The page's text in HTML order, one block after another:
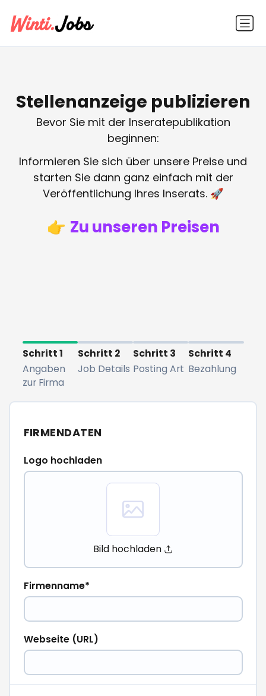
Stellenanzeige publizieren
Bevor Sie mit der Inseratepublikation
beginnen:
Informieren Sie sich über unsere Preise und
starten Sie dann ganz einfach mit der
Veröffentlichung Ihres Inserats. 🚀
👉 Zu unseren Preisen
Schritt 1
Angaben
zur Firma
Schritt 2
Job Details
Schritt 3
Posting Art
Schritt 4
Bezahlung
FIRMENDATEN
Logo hochladen
Bild hochladen
Firmenname
Webseite (URL)